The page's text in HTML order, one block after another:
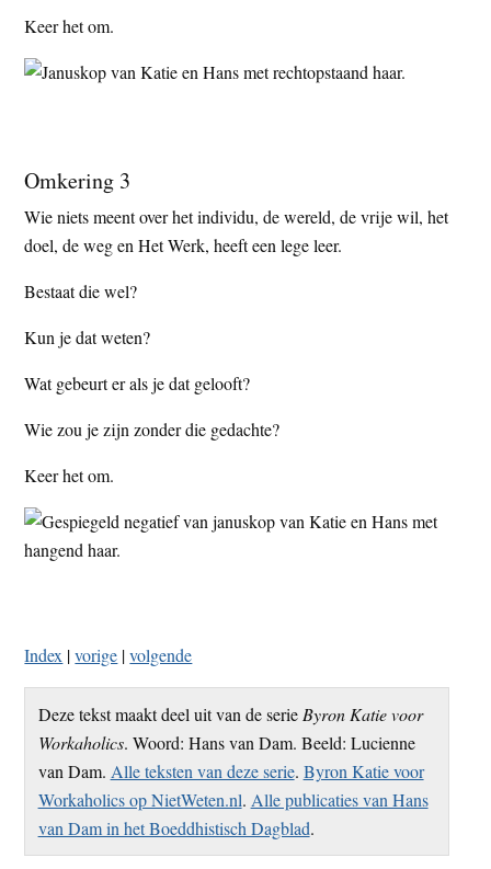
Keer het om.
Omkering 3
Wie niets meent over het individu, de wereld, de vrije wil, het
doel, de weg en Het Werk, heeft een lege leer.
Bestaat die wel?
Kun je dat weten?
Wat gebeurt er als je dat gelooft?
Wie zou je zijn zonder die gedachte?
Keer het om.
Index |vorige |volgende
Deze tekst maakt deel uit van de serie Byron Katie voor
Workaholics. Woord: Hans van Dam. Beeld: Lucienne
van Dam. Alle teksten van deze serie. Byron Katie voor
Workaholics op NietWeten.nl. Alle publicaties van Hans
van Dam in het Boeddhistisch Dagblad.